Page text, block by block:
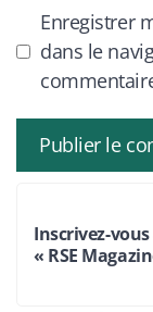
Enregistrer
dans le
Inscrivez-
« RSE